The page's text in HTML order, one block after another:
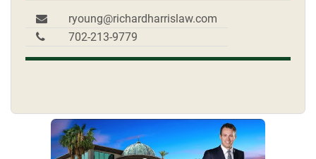
ryoung@richardharrislaw.com
702-213-9779